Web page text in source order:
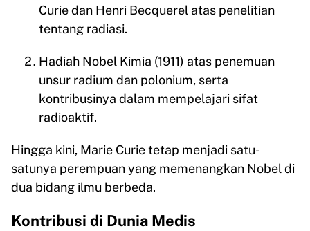
Curie dan Henri Becquerel atas penelitian
tentang radiasi.
Hadiah Nobel Kimia (1911) atas penemuan
unsur radium dan polonium, serta
kontribusinya dalam mempelajari sifat
radioaktif.
Hingga kini, Marie Curie tetap menjadi satu-
satunya perempuan yang memenangkan Nobel di
dua bidang ilmu berbeda.
Kontribusi di Dunia Medis